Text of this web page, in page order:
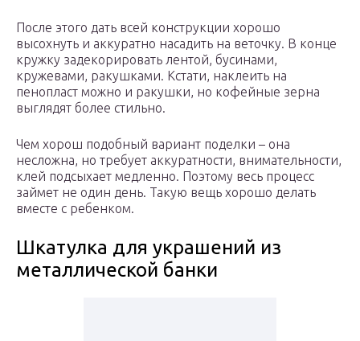
После этого дать всей конструкции хорошо
высохнуть и аккуратно насадить на веточку. В конце
кружку задекорировать лентой, бусинами,
кружевами, ракушками. Кстати, наклеить на
пенопласт можно и ракушки, но кофейные зерна
выглядят более стильно.
Чем хорош подобный вариант поделки – она
несложна, но требует аккуратности, внимательности,
клей подсыхает медленно. Поэтому весь процесс
займет не один день. Такую вещь хорошо делать
вместе с ребенком.
Шкатулка для украшений из
металлической банки